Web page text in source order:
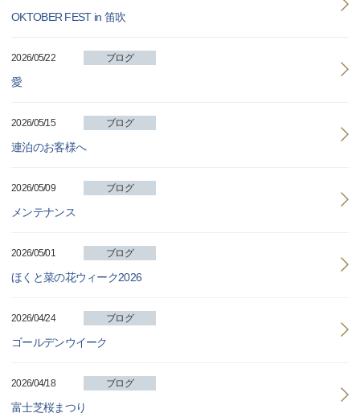
OKTOBER FEST in 笛吹
2026/05/22 ブログ
愛
2026/05/15 ブログ
連泊のお客様へ
2026/05/09 ブログ
メンテナンス
2026/05/01 ブログ
ほくと菜の花ウィーク2026
2026/04/24 ブログ
ゴールデンウイーク
2026/04/18 ブログ
富士芝桜まつり